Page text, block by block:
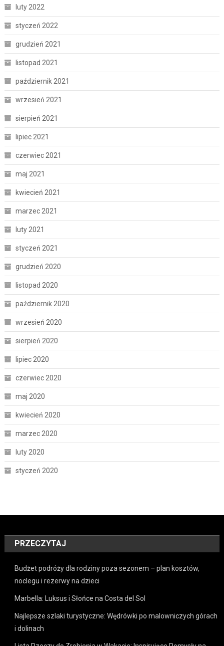
luty 2022
styczeń 2022
grudzień 2021
listopad 2021
październik 2021
wrzesień 2021
sierpień 2021
lipiec 2021
czerwiec 2021
maj 2021
kwiecień 2021
marzec 2021
luty 2021
styczeń 2021
grudzień 2020
listopad 2020
październik 2020
wrzesień 2020
sierpień 2020
lipiec 2020
czerwiec 2020
maj 2020
kwiecień 2020
marzec 2020
luty 2020
styczeń 2020
PRZECZYTAJ
Budżet podróży dla rodziny poza sezonem – plan kosztów,
noclegu i rezerwy na dzieci
Marbella: Luksus i Słońce na Costa del Sol
Najlepsze szlaki turystyczne: Wędrówki po malowniczych górach
i dolinach